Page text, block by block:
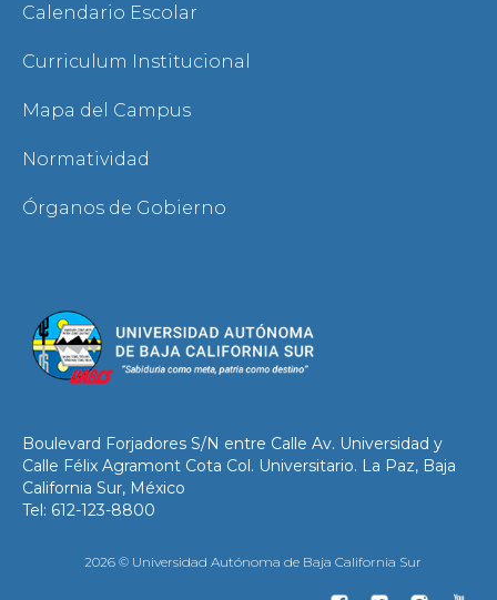
Calendario Escolar
Curriculum Institucional
Mapa del Campus
Normatividad
Órganos de Gobierno
Boulevard Forjadores S/N entre Calle Av. Universidad y
Calle Félix Agramont Cota Col. Universitario. La Paz, Baja
California Sur, México
Tel: 612-123-8800
2026 © Universidad Autónoma de Baja California Sur